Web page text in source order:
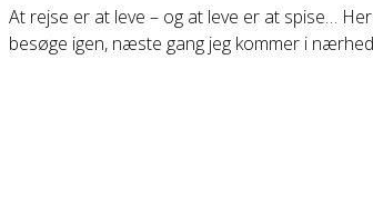
At rejse er at leve – og at leve er at spise…
besøge igen, næste gang jeg kommer i